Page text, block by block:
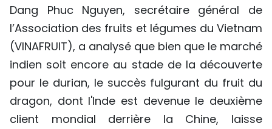
Dang Phuc Nguyen, secrétaire général de
l’Association des fruits et légumes du Vietnam
(VINAFRUIT), a analysé que bien que le marché
indien soit encore au stade de la découverte
pour le durian, le succès fulgurant du fruit du
dragon, dont l'Inde est devenue le deuxième
client mondial derrière la Chine, laisse